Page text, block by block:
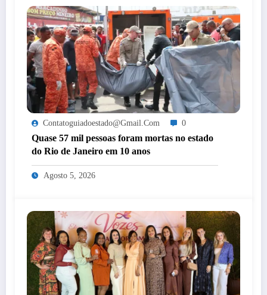
Contatoguiadoestado@gmail.com 0
Quase 57 mil pessoas foram mortas no estado
do Rio de Janeiro em 10 anos
Agosto 5, 2026